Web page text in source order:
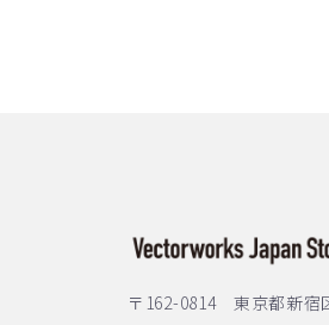
〒162-0814 東京都新宿